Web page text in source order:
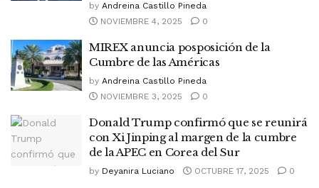
by Andreina Castillo Pineda
NOVIEMBRE 4, 2025
0
MIREX anuncia posposición de la
Cumbre de las Américas
by Andreina Castillo Pineda
NOVIEMBRE 3, 2025
0
Donald Trump confirmó que se reunirá
con Xi Jinping al margen de la cumbre
de la APEC en Corea del Sur
by Deyanira Luciano OCTUBRE 17, 2025 0